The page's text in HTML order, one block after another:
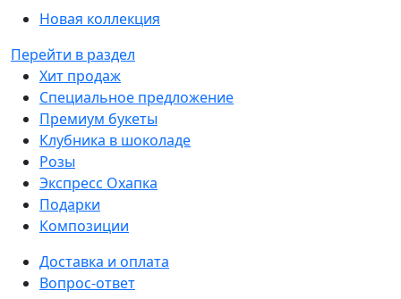
Новая коллекция
Перейти в раздел
Хит продаж
Специальное предложение
Премиум букеты
Клубника в шоколаде
Розы
Экспресс Охапка
Подарки
Композиции
Доставка и оплата
Вопрос-ответ